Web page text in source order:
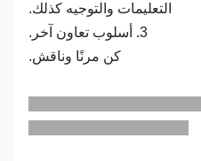
التعليمات والتوجيه كذلك.
كن مرنًا وناقش.